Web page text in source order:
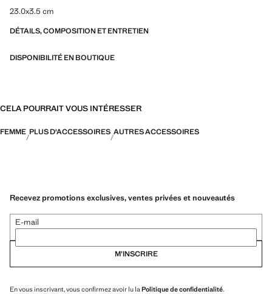
23.0x3.5 cm
DÉTAILS, COMPOSITION ET ENTRETIEN
DISPONIBILITÉ EN BOUTIQUE
CELA POURRAIT VOUS INTÉRESSER
FEMME PLUS D'ACCESSOIRES AUTRES ACCESSOIRES
Recevez promotions exclusives, ventes privées et nouveautés
E-mail
M’INSCRIRE
En vous inscrivant, vous confirmez avoir lu la Politique de confidentialité.